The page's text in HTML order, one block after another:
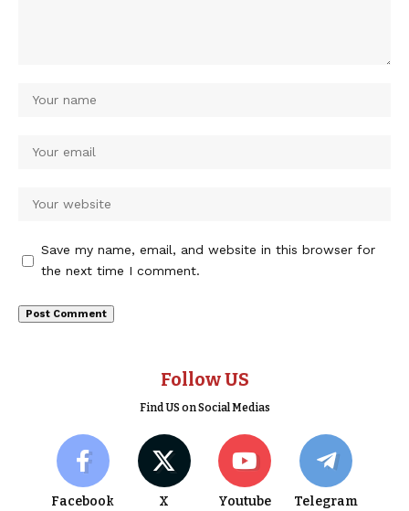
Save my name, email, and website in this browser for
the next time I comment.
Follow US
Find US on Social Medias
Facebook X Youtube Telegram